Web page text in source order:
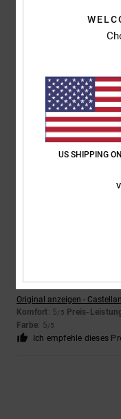
6. Juli 2026
Ein schöner und bequemer
Original anzeigen - Italiano
/5 Preis-
Das gefällt mir
Original anzeigen -
Komfort: 5/5 Preis-
Farbe: 5/5
Ich empfehle dieses
US SHIPPING